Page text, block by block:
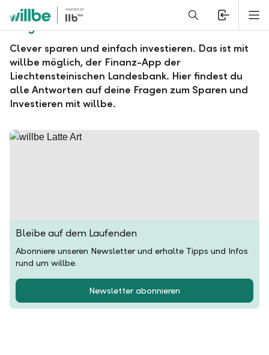
Alerts.Headline
Fragen und Antworten zu willbe
Clever sparen und einfach investieren. Das ist mit
willbe möglich, der Finanz-App der
Liechtensteinischen Landesbank. Hier findest du
alle Antworten auf deine Fragen zum Sparen und
Investieren mit willbe.
Bleibe auf dem Laufenden
Abonniere unseren Newsletter und erhalte Tipps und Infos
rund um willbe.
Newsletter abonnieren